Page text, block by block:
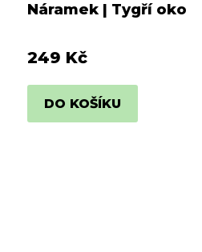
Náramek | Tygří oko
249 Kč
DO KOŠÍKU